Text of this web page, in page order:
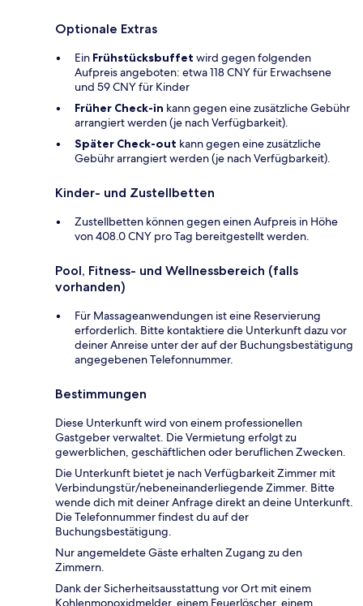
Optionale Extras
Ein Frühstücksbuffet wird gegen folgenden
Aufpreis angeboten: etwa 118 CNY für Erwachsene
und 59 CNY für Kinder
Früher Check-in kann gegen eine zusätzliche Gebühr
arrangiert werden (je nach Verfügbarkeit).
Später Check-out kann gegen eine zusätzliche
Gebühr arrangiert werden (je nach Verfügbarkeit).
Kinder- und Zustellbetten
Zustellbetten können gegen einen Aufpreis in Höhe
von 408.0 CNY pro Tag bereitgestellt werden.
Pool, Fitness- und Wellnessbereich (falls
vorhanden)
Für Massageanwendungen ist eine Reservierung
erforderlich. Bitte kontaktiere die Unterkunft dazu vor
deiner Anreise unter der auf der Buchungsbestätigung
angegebenen Telefonnummer.
Bestimmungen
Diese Unterkunft wird von einem professionellen
Gastgeber verwaltet. Die Vermietung erfolgt zu
gewerblichen, geschäftlichen oder beruflichen Zwecken.
Die Unterkunft bietet je nach Verfügbarkeit Zimmer mit
Verbindungstür/nebeneinanderliegende Zimmer. Bitte
wende dich mit deiner Anfrage direkt an deine Unterkunft.
Die Telefonnummer findest du auf der
Buchungsbestätigung.
Nur angemeldete Gäste erhalten Zugang zu den
Zimmern.
Dank der Sicherheitsausstattung vor Ort mit einem
Kohlenmonoxidmelder, einem Feuerlöscher, einem